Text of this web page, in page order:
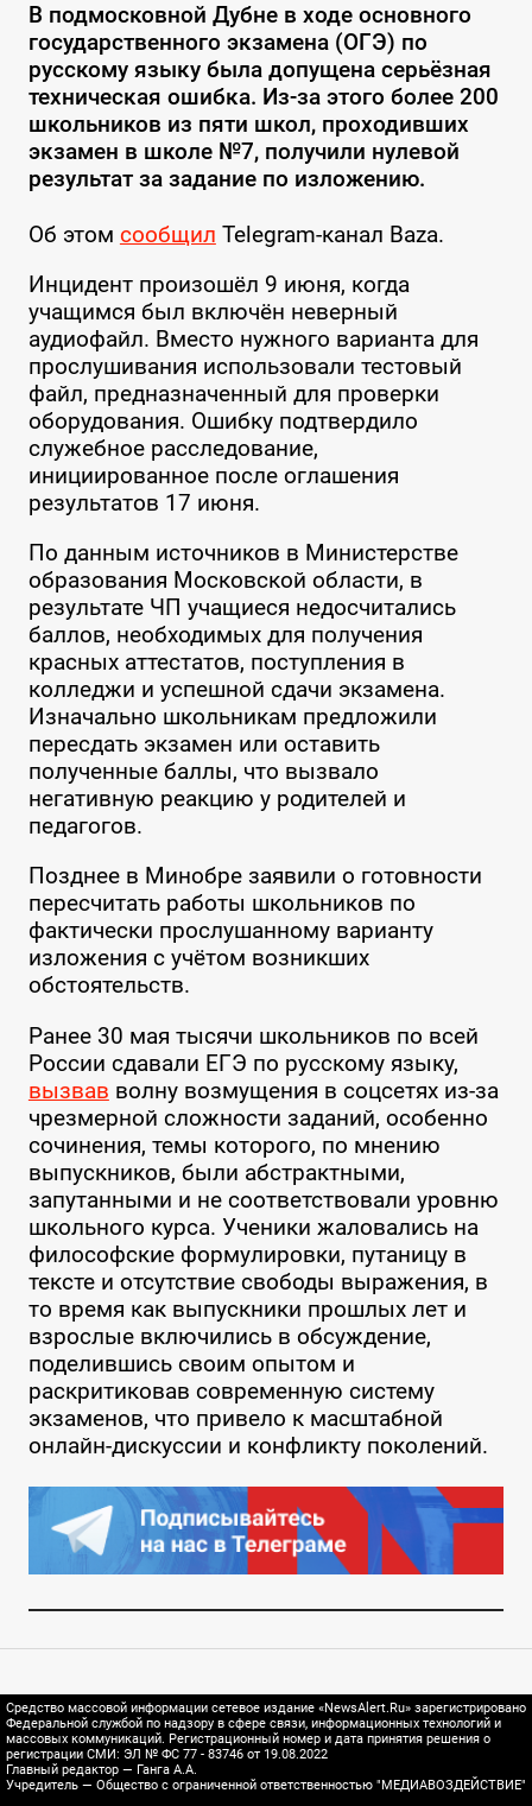
В подмосковной Дубне в ходе основного
государственного экзамена (ОГЭ) по
русскому языку была допущена серьёзная
техническая ошибка. Из-за этого более 200
школьников из пяти школ, проходивших
экзамен в школе №7, получили нулевой
результат за задание по изложению.
Об этом сообщил Telegram-канал Baza.
Инцидент произошёл 9 июня, когда
учащимся был включён неверный
аудиофайл. Вместо нужного варианта для
прослушивания использовали тестовый
файл, предназначенный для проверки
оборудования. Ошибку подтвердило
служебное расследование,
инициированное после оглашения
результатов 17 июня.
По данным источников в Министерстве
образования Московской области, в
результате ЧП учащиеся недосчитались
баллов, необходимых для получения
красных аттестатов, поступления в
колледжи и успешной сдачи экзамена.
Изначально школьникам предложили
пересдать экзамен или оставить
полученные баллы, что вызвало
негативную реакцию у родителей и
педагогов.
Позднее в Минобре заявили о готовности
пересчитать работы школьников по
фактически прослушанному варианту
изложения с учётом возникших
обстоятельств.
Ранее 30 мая тысячи школьников по всей
России сдавали ЕГЭ по русскому языку,
вызвав волну возмущения в соцсетях из-за
чрезмерной сложности заданий, особенно
сочинения, темы которого, по мнению
выпускников, были абстрактными,
запутанными и не соответствовали уровню
школьного курса. Ученики жаловались на
философские формулировки, путаницу в
тексте и отсутствие свободы выражения, в
то время как выпускники прошлых лет и
взрослые включились в обсуждение,
поделившись своим опытом и
раскритиковав современную систему
экзаменов, что привело к масштабной
онлайн-дискуссии и конфликту поколений.
Средство массовой информации сетевое издание «NewsAlert.Ru» зарегистрировано
Федеральной службой по надзору в сфере связи, информационных технологий и
массовых коммуникаций. Регистрационный номер и дата принятия решения о
регистрации СМИ: ЭЛ № ФС 77 - 83746 от 19.08.2022
Главный редактор — Ганга А.А.
Учредитель — Общество с ограниченной ответственностью "МЕДИАВОЗДЕЙСТВИЕ"